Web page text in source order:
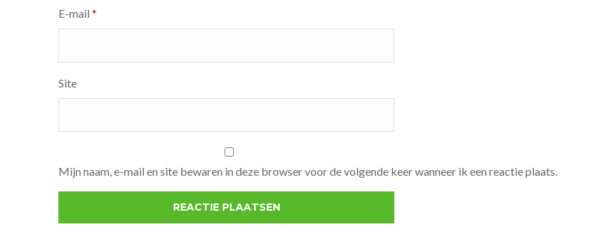
E-mail *
Site
Mijn naam, e-mail en site bewaren in deze browser voor de volgende keer wanneer ik een reactie plaats.